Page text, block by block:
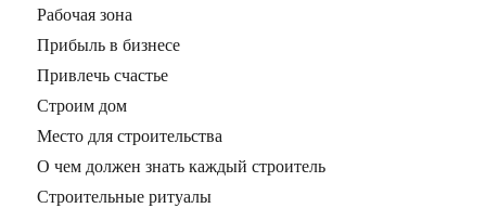
Рабочая зона
Прибыль в бизнесе
Привлечь счастье
Строим дом
Место для строительства
О чем должен знать каждый строитель
Строительные ритуалы